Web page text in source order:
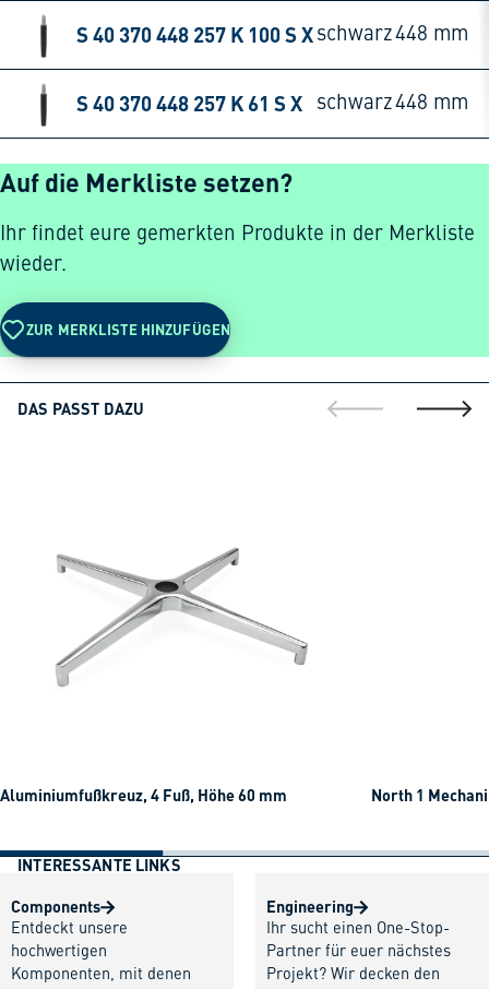
S 40 370 448 257 K 100 S X schwarz448 mm
S 40 370 448 257 K 61 S X schwarz448 mm
Auf die Merkliste setzen?
Ihr findet eure gemerkten Produkte in der Merkliste
wieder.
ZUR MERKLISTE HINZUFÜGEN
DAS PASST DAZU
gehe zur gehe
Aluminiumfußkreuz, 4 Fuß, Höhe 60 mm North 1
INTERESSANTE LINKS
Components
Entdeckt unsere
hochwertigen
Komponenten, mit denen
Engineering
Ihr sucht einen One-Stop-
Partner für euer nächstes
Projekt? Wir decken den